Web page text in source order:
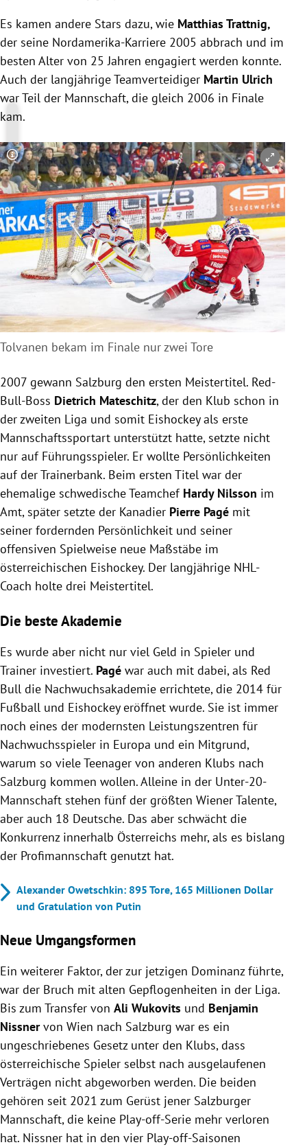
Es kamen andere Stars dazu, wie Matthias Trattnig,
der seine Nordamerika-Karriere 2005 abbrach und im
besten Alter von 25 Jahren engagiert werden konnte.
Auch der langjährige Teamverteidiger Martin Ulrich
war Teil der Mannschaft, die gleich 2006 in Finale
kam.
Copyright-Hinweis öffnen/schließen
Tolvanen bekam im Finale nur zwei Tore
2007 gewann Salzburg den ersten Meistertitel. Red-
Bull-Boss Dietrich Mateschitz, der den Klub schon in
der zweiten Liga und somit Eishockey als erste
Mannschaftssportart unterstützt hatte, setzte nicht
nur auf Führungsspieler. Er wollte Persönlichkeiten
auf der Trainerbank. Beim ersten Titel war der
ehemalige schwedische Teamchef Hardy Nilsson im
Amt, später setzte der Kanadier Pierre Pagé mit
seiner fordernden Persönlichkeit und seiner
offensiven Spielweise neue Maßstäbe im
österreichischen Eishockey. Der langjährige NHL-
Coach holte drei Meistertitel.
Die beste Akademie
Es wurde aber nicht nur viel Geld in Spieler und
Trainer investiert. Pagé war auch mit dabei, als Red
Bull die Nachwuchsakademie errichtete, die 2014 für
Fußball und Eishockey eröffnet wurde. Sie ist immer
noch eines der modernsten Leistungszentren für
Nachwuchsspieler in Europa und ein Mitgrund,
warum so viele Teenager von anderen Klubs nach
Salzburg kommen wollen. Alleine in der Unter-20-
Mannschaft stehen fünf der größten Wiener Talente,
aber auch 18 Deutsche. Das aber schwächt die
Konkurrenz innerhalb Österreichs mehr, als es bislang
der Profimannschaft genutzt hat.
Alexander Owetschkin: 895 Tore, 165 Millionen Dollar
und Gratulation von Putin
Neue Umgangsformen
Ein weiterer Faktor, der zur jetzigen Dominanz führte,
war der Bruch mit alten Gepflogenheiten in der Liga.
Bis zum Transfer von Ali Wukovits und Benjamin
Nissnervon Wien nach Salzburg war es ein
ungeschriebenes Gesetz unter den Klubs, dass
österreichische Spieler selbst nach ausgelaufenen
Verträgen nicht abgeworben werden. Die beiden
gehören seit 2021 zum Gerüst jener Salzburger
Mannschaft, die keine Play-off-Serie mehr verloren
hat. Nissner hat in den vier Play-off-Saisonen